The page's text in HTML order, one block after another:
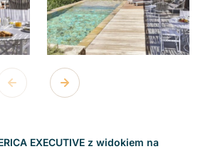
EXECUTIVE z widokiem na